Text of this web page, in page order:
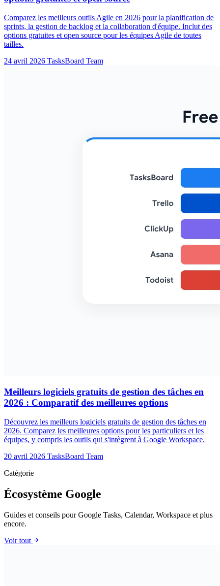
Comparez les meilleurs outils Agile en 2026 pour la planification de
sprints, la gestion de backlog et la collaboration d'équipe. Inclut des
options gratuites et open source pour les équipes Agile de toutes
tailles.
24 avril 2026 TasksBoard Team
Meilleurs logiciels gratuits de gestion des tâches en
2026 : Comparatif des meilleures options
Découvrez les meilleurs logiciels gratuits de gestion des tâches en
2026. Comparez les meilleures options pour les particuliers et les
équipes, y compris les outils qui s'intègrent à Google Workspace.
20 avril 2026 TasksBoard Team
Catégorie
Écosystème Google
Guides et conseils pour Google Tasks, Calendar, Workspace et plus
encore.
Voir tout arrow_forward